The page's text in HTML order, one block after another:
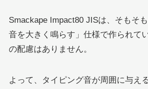
Smackape Impact80 JISは、そもそ
音を大きく鳴らす」仕様で作られて
の配慮はありません。
よって、タイピング音が周囲に与え